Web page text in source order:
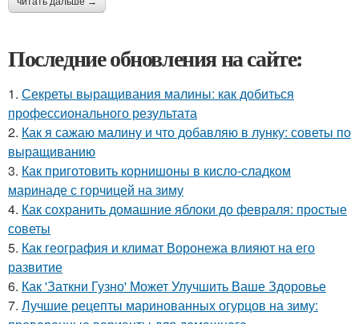
Последние обновления на сайте:
1. Секреты выращивания малины: как добиться
профессионального результата
2. Как я сажаю малину и что добавляю в лунку: советы по
выращиванию
3. Как приготовить корнишоны в кисло-сладком
маринаде с горчицей на зиму
4. Как сохранить домашние яблоки до февраля: простые
советы
5. Как география и климат Воронежа влияют на его
развитие
6. Как 'Заткни Гузно' Может Улучшить Ваше Здоровье
7. Лучшие рецепты маринованных огурцов на зиму: